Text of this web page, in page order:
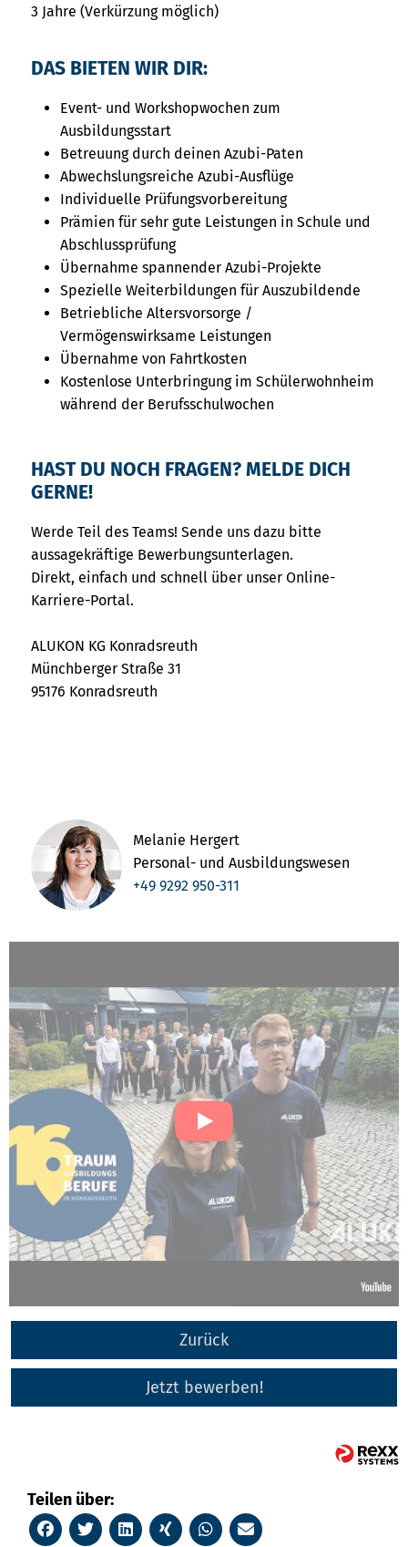
3 Jahre (Verkürzung möglich)
DAS BIETEN WIR DIR:
Event- und Workshopwochen zum
Ausbildungsstart
Betreuung durch deinen Azubi-Paten
Abwechslungsreiche Azubi-Ausflüge
Individuelle Prüfungsvorbereitung
Prämien für sehr gute Leistungen in Schule und
Abschlussprüfung
Übernahme spannender Azubi-Projekte
Spezielle Weiterbildungen für Auszubildende
Betriebliche Altersvorsorge /
Vermögenswirksame Leistungen
Übernahme von Fahrtkosten
Kostenlose Unterbringung im Schülerwohnheim
während der Berufsschulwochen
HAST DU NOCH FRAGEN? MELDE DICH
GERNE!
Werde Teil des Teams! Sende uns dazu bitte
aussagekräftige Bewerbungsunterlagen.
Direkt, einfach und schnell über unser Online-
Karriere-Portal.
ALUKON KG Konradsreuth
Münchberger Straße 31
95176 Konradsreuth
Melanie Hergert
Personal- und Ausbildungswesen
+49 9292 950-311
Zurück
Jetzt bewerben!
Teilen über: